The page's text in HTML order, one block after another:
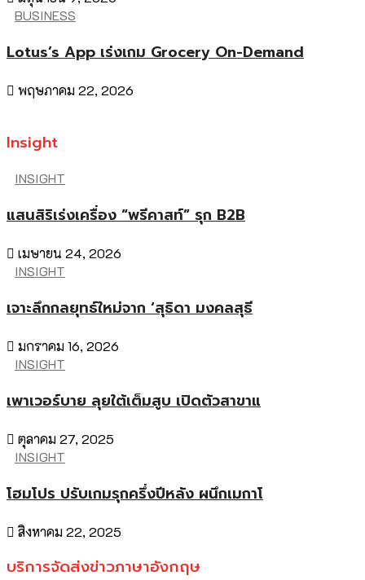
BUSINESS
Lotus’s App เร่งเกม Grocery On-Demand
พฤษภาคม 22, 2026
Insight
INSIGHT
แสนสิริเร่งเครื่อง “พรีคาสท์” รุก B2B
เมษายน 24, 2026
INSIGHT
เจาะลึกกลยุทธ์ใหม่จาก ‘สุธิดา มงคลสุธี
มกราคม 16, 2026
INSIGHT
เพาเวอร์บาย ลุยใต้เต็มสูบ เปิดตัวสาขาแ
ตุลาคม 27, 2025
INSIGHT
โฮมโปร ปรับเกมรุกครึ่งปีหลัง ผนึกเมกาโ
สิงหาคม 22, 2025
บริการจัดส่งข่าวภาษาอังกฤษ